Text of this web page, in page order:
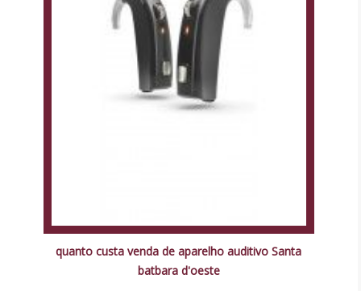
quanto custa venda de aparelho auditivo Santa
batbara d'oeste